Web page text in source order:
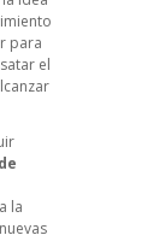
para
el
la